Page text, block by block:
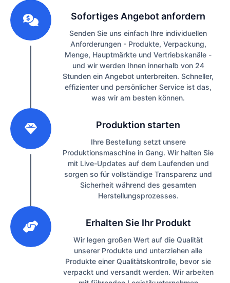
Sofortiges Angebot anfordern
Senden Sie uns einfach Ihre individuellen
Anforderungen - Produkte, Verpackung,
Menge, Hauptmärkte und Vertriebskanäle -
und wir werden Ihnen innerhalb von 24
Stunden ein Angebot unterbreiten. Schneller,
effizienter und persönlicher Service ist das,
was wir am besten können.
Produktion starten
Ihre Bestellung setzt unsere
Produktionsmaschine in Gang. Wir halten Sie
mit Live-Updates auf dem Laufenden und
sorgen so für vollständige Transparenz und
Sicherheit während des gesamten
Herstellungsprozesses.
Erhalten Sie Ihr Produkt
Wir legen großen Wert auf die Qualität
unserer Produkte und unterziehen alle
Produkte einer Qualitätskontrolle, bevor sie
verpackt und versandt werden. Wir arbeiten